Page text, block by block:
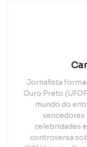
Jornalista
Ouro Preto
mundo do
vencedores
celebridades
controversa